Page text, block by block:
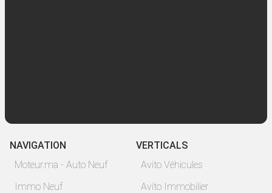
NAVIGATION
Moteur.ma - Auto Neuf
Immo Neuf
VERTICALS
Avito Véhicules
Avito Immobilier